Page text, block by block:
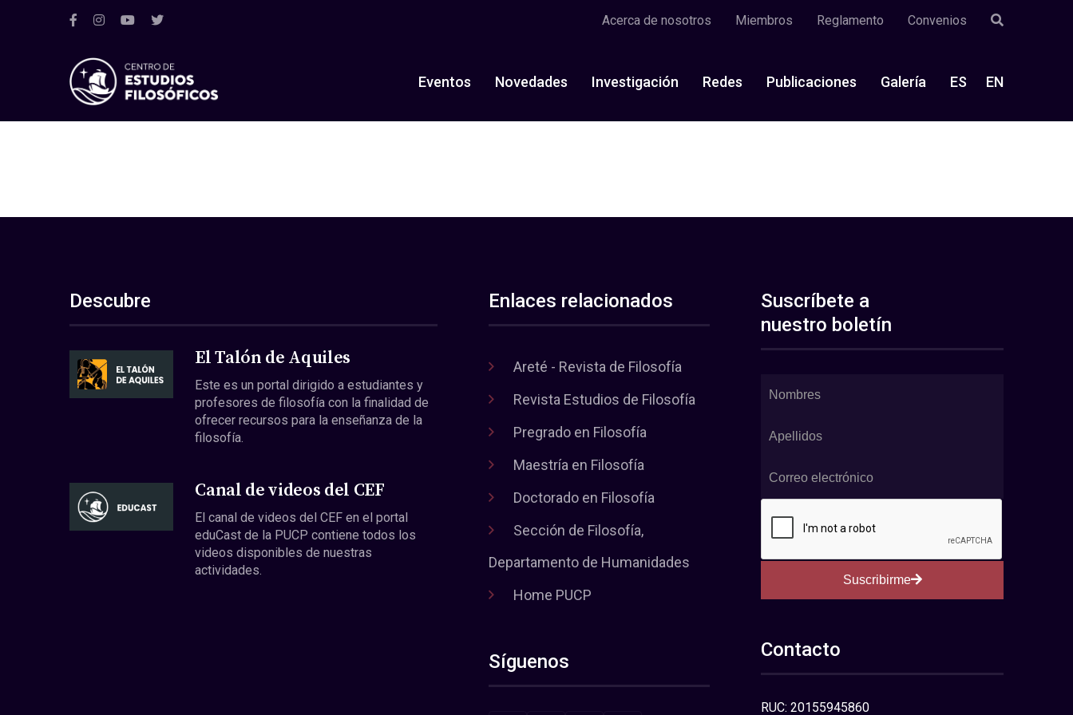
Acerca de nosotros Miembros Reglamento Convenios
Eventos Novedades Investigación Redes Publicaciones Galería ES EN
Descubre
El Talón de Aquiles
Este es un portal dirigido a estudiantes y
profesores de filosofía con la finalidad de
ofrecer recursos para la enseñanza de la
filosofía.
Canal de videos del CEF
El canal de videos del CEF en el portal
eduCast de la PUCP contiene todos los
videos disponibles de nuestras
actividades.
Enlaces relacionados
Areté - Revista de Filosofía
Revista Estudios de Filosofía
Pregrado en Filosofía
Maestría en Filosofía
Doctorado en Filosofía
Sección de Filosofía,
Departamento de Humanidades
Home PUCP
Síguenos
Suscríbete a
nuestro boletín
Suscribirme
Contacto
RUC: 20155945860